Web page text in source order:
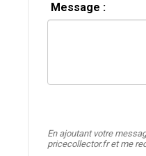
Message :
En ajoutant votre
pricecollector.fr et me